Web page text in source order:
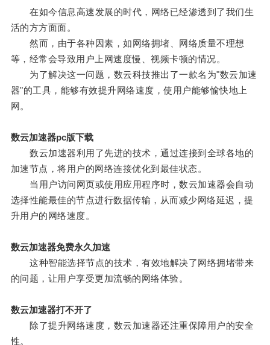
在如今信息高速发展的时代，网络已经渗透到了我们生
活的方方面面。
然而，由于各种因素，如网络拥堵、网络质量不理想
等，经常会导致用户上网速度慢、视频卡顿的情况。
为了解决这一问题，数云科技推出了一款名为"数云加速
器"的工具，能够有效提升网络速度，使用户能够愉快地上
网。
数云加速器pc版下载
数云加速器利用了先进的技术，通过连接到全球各地的
加速节点，将用户的网络连接优化到最佳状态。
当用户访问网页或使用应用程序时，数云加速器会自动
选择性能最佳的节点进行数据传输，从而减少网络延迟，提
升用户的网络速度。
数云加速器免费永久加速
这种智能选择节点的技术，有效地解决了网络拥堵带来
的问题，让用户享受更加流畅的网络体验。
数云加速器打不开了
除了提升网络速度，数云加速器还注重保障用户的安全
性。